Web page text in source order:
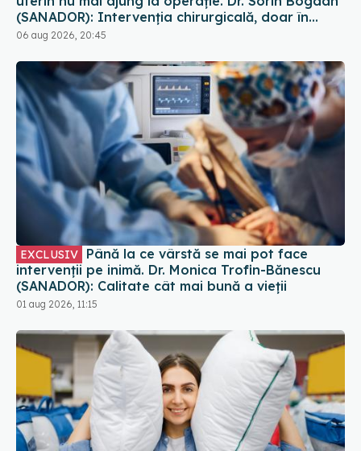
EXCLUSIV Până la ce vârstă se mai pot face
intervenții pe inimă. Dr. Monica Trofin-Bănescu
(SANADOR): Calitate cât mai bună a vieții
01 aug 2026, 11:15